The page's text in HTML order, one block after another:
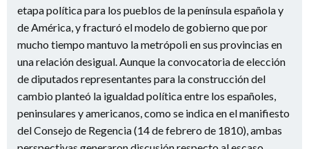
etapa política para los pueblos de la península española y
de América, y fracturó el modelo de gobierno que por
mucho tiempo mantuvo la metrópoli en sus provincias en
una relación desigual. Aunque la convocatoria de elección
de diputados representantes para la construcción del
cambio planteó la igualdad política entre los españoles,
peninsulares y americanos, como se indica en el manifiesto
del Consejo de Regencia (14 de febrero de 1810), ambas